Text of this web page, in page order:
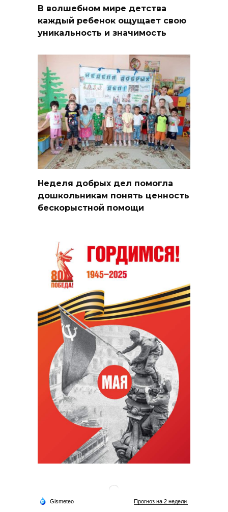
В волшебном мире детства
каждый ребенок ощущает свою
уникальность и значимость
Неделя добрых дел помогла
дошкольникам понять ценность
бескорыстной помощи